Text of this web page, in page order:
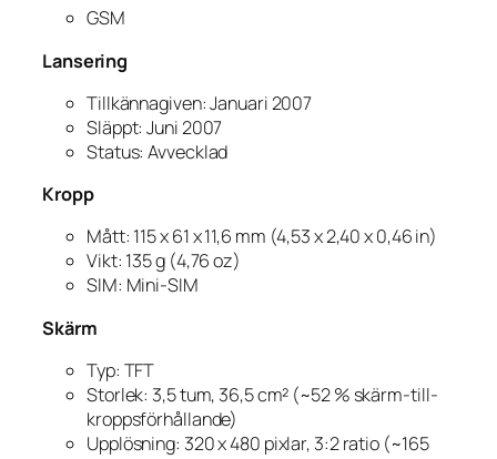
GSM
Lansering
Tillkännagiven: Januari 2007
Släppt: Juni 2007
Status: Avvecklad
Kropp
Mått: 115 x 61 x 11,6 mm (4,53 x 2,40 x 0,46 in)
Vikt: 135 g (4,76 oz)
SIM: Mini-SIM
Skärm
Typ: TFT
Storlek: 3,5 tum, 36,5 cm² (~52 % skärm-till-
kroppsförhållande)
Upplösning: 320 x 480 pixlar, 3:2 ratio (~165